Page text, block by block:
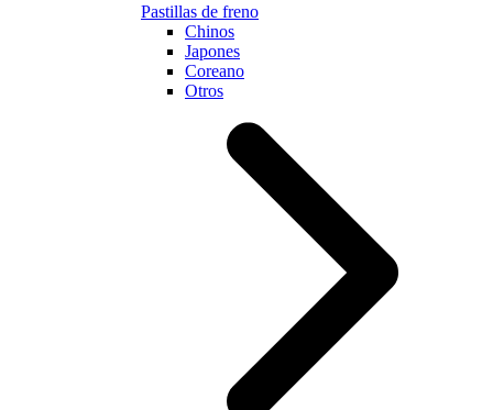
Pastillas de freno
Chinos
Japones
Coreano
Otros